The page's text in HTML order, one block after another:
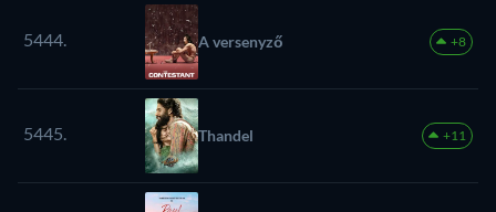
5444. A versenyző +8
5445. Thandel +11